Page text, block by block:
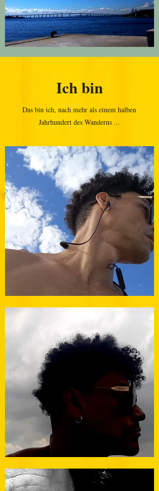
Ich bin
Das bin ich, nach mehr als einem halben
Jahrhundert des Wanderns ...